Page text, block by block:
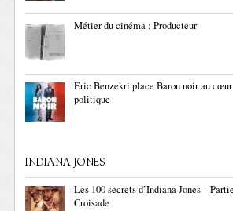
Métier du cinéma : Producteur
Eric Benzekri place Baron noir au
politique
INDIANA JONES
Les 100 secrets d’Indiana Jones –
Croisade